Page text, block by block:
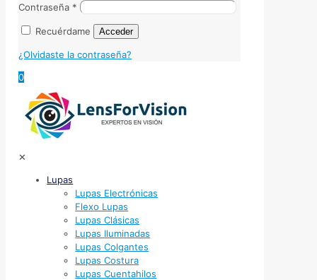
Contraseña *
Recuérdame Acceder
¿Olvidaste la contraseña?
0
✕
Lupas
Lupas Electrónicas
Flexo Lupas
Lupas Clásicas
Lupas Iluminadas
Lupas Colgantes
Lupas Costura
Lupas Cuentahilos